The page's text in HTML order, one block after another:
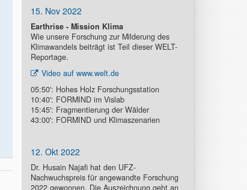
15. Nov 2022
Earthrise - Mission Klima
Wie unsere Forschung zur Milderung des
Klimawandels beiträgt ist Teil dieser WELT-
Reportage.
Video auf www.welt.de
05:50': Hohes Holz Forschungsstation
10:40': FORMIND im Vislab
15:45': Fragmentierung der Wälder
43:00': FORMIND und Klimaszenarien
12. Okt 2022
Dr. Husain Najafi hat den UFZ-
Nachwuchspreis für angewandte Forschung
2022 gewonnen. Die Auszeichnung geht an